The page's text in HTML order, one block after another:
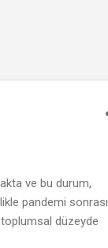
ve bu durum,
pandemi sonrası
düzeyde